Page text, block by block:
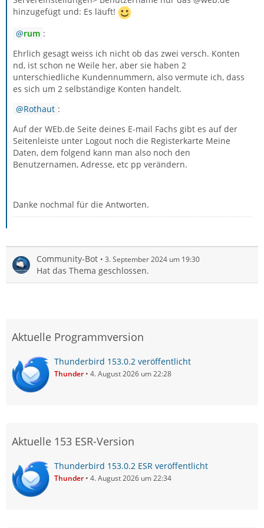
hinzugefügt und: Es läuft!
rum :
Ehrlich gesagt weiss ich nicht ob das zwei versch. Konten
nd, ist schon ne Weile her, aber sie haben 2
unterschiedliche Kundennummern, also vermute ich, dass
es sich um 2 selbständige Konten handelt.
Rothaut :
Auf der WEb.de Seite deines E-mail Fachs gibt es auf der
Seitenleiste unter Logout noch die Registerkarte Meine
Daten, dem folgend kann man also noch den
Benutzernamen, Adresse, etc pp verändern.
Danke nochmal für die Antworten.
Community-Bot 3. September 2024 um 19:30
Hat das Thema geschlossen.
Aktuelle Programmversion
Thunderbird 153.0.2 veröffentlicht
Thunder 4. August 2026 um 22:28
Aktuelle 153 ESR-Version
Thunderbird 153.0.2 ESR veröffentlicht
Thunder 4. August 2026 um 22:34